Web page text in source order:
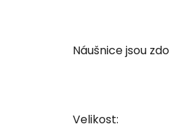
Náušnice jsou
Velikost: